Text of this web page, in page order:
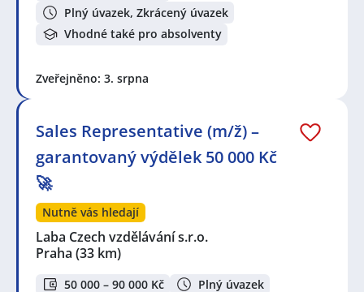
Plný úvazek, Zkrácený úvazek
Vhodné také pro absolventy
Zveřejněno: 3. srpna
Sales Representative (m/ž) –
garantovaný výdělek 50 000 Kč
🚀
Nutně vás hledají
Laba Czech vzdělávání s.r.o.
Praha (33 km)
50 000 – 90 000 Kč
Plný úvazek